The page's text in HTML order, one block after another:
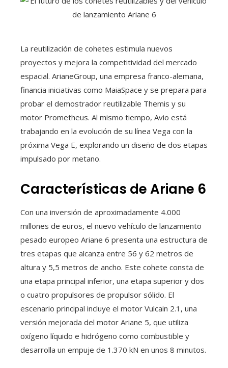
La reutilización de cohetes estimula nuevos
proyectos y mejora la competitividad del mercado
espacial. ArianeGroup, una empresa franco-alemana,
financia iniciativas como MaiaSpace y se prepara para
probar el demostrador reutilizable Themis y su
motor Prometheus. Al mismo tiempo, Avio está
trabajando en la evolución de su línea Vega con la
próxima Vega E, explorando un diseño de dos etapas
impulsado por metano.
Características de Ariane 6
Con una inversión de aproximadamente 4.000
millones de euros, el nuevo vehículo de lanzamiento
pesado europeo Ariane 6 presenta una estructura de
tres etapas que alcanza entre 56 y 62 metros de
altura y 5,5 metros de ancho. Este cohete consta de
una etapa principal inferior, una etapa superior y dos
o cuatro propulsores de propulsor sólido. El
escenario principal incluye el motor Vulcain 2.1, una
versión mejorada del motor Ariane 5, que utiliza
oxígeno líquido e hidrógeno como combustible y
desarrolla un empuje de 1.370 kN en unos 8 minutos.